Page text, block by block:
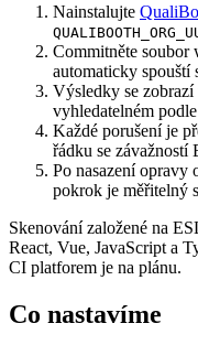
Nainstalujte
Commitněte
automaticky spouští
Výsledky se
vyhledatelném
Každé porušení je
řádku se závažností
Po nasazení
pokrok je měřitelný
Skenování založené na
React, Vue, JavaScript a
CI platforem je na plánu.
Co nastavíme